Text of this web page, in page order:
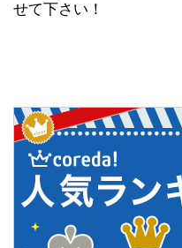
せて下さい！